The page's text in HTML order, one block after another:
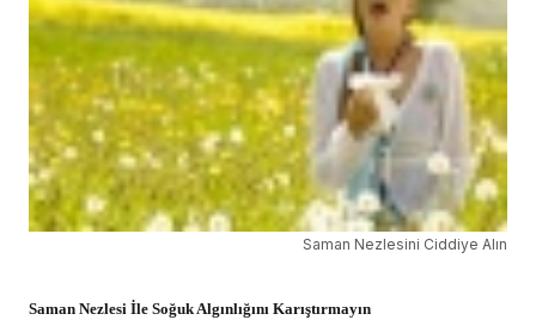
Saman Nezlesini Ciddiye Alın
Saman Nezlesi İle Soğuk Algınlığını Karıştırmayın